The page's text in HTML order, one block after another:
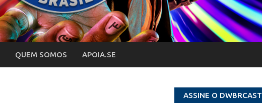
QUEM SOMOS APOIA.SE
ASSINE O DWBRCAST